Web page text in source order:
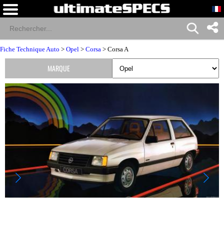
Fiche Technique Auto > Opel > Corsa > Corsa A
MARQUE